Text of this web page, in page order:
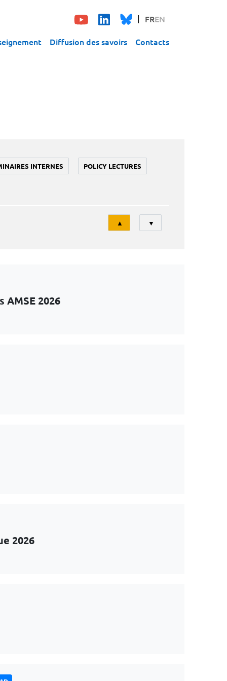
FREN
Diffusion des savoirs Contacts
INTERNES POLICY LECTURES
Tri
▲ ▼
2026
2026